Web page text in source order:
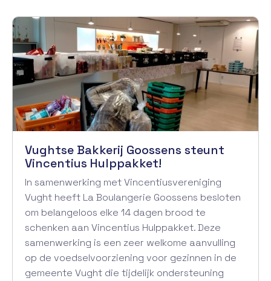
Vughtse Bakkerij Goossens steunt
Vincentius Hulppakket!
In samenwerking met Vincentiusvereniging
Vught heeft La Boulangerie Goossens besloten
om belangeloos elke 14 dagen brood te
schenken aan Vincentius Hulppakket. Deze
samenwerking is een zeer welkome aanvulling
op de voedselvoorziening voor gezinnen in de
gemeente Vught die tijdelijk ondersteuning